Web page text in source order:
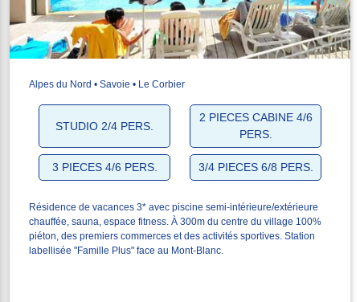
Alpes du Nord • Savoie • Le Corbier
STUDIO 2/4 PERS.
2 PIECES CABINE 4/6
PERS.
3 PIECES 4/6 PERS. 3/4 PIECES 6/8 PERS.
Résidence de vacances 3* avec piscine semi-intérieure/extérieure
chauffée, sauna, espace fitness. À 300m du centre du village 100%
piéton, des premiers commerces et des activités sportives. Station
labellisée "Famille Plus" face au Mont-Blanc.